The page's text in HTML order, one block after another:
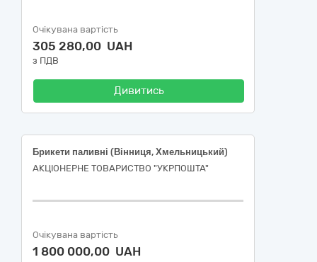
Очікувана вартість
305 280,00 UAH
з ПДВ
Дивитись
Брикети паливні (Вінниця, Хмельницький)
АКЦІОНЕРНЕ ТОВАРИСТВО "УКРПОШТА"
Очікувана вартість
1 800 000,00 UAH